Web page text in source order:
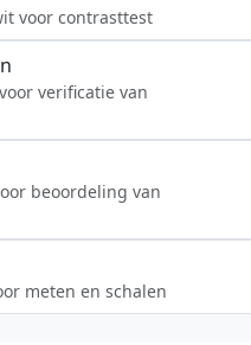
voor contrasttest
verificatie van
beoordeling van
meten en schalen